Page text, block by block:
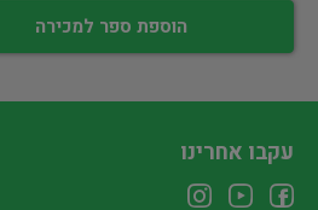
הוספת ספר למכירה
עקבו אחרינו